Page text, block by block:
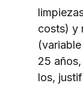
costs) y
25
los,